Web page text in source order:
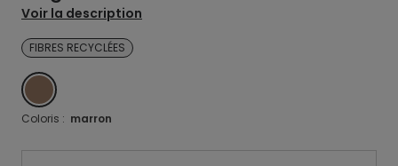
Voir la description
FIBRES RECYCLÉES
MARRON
Coloris : marron